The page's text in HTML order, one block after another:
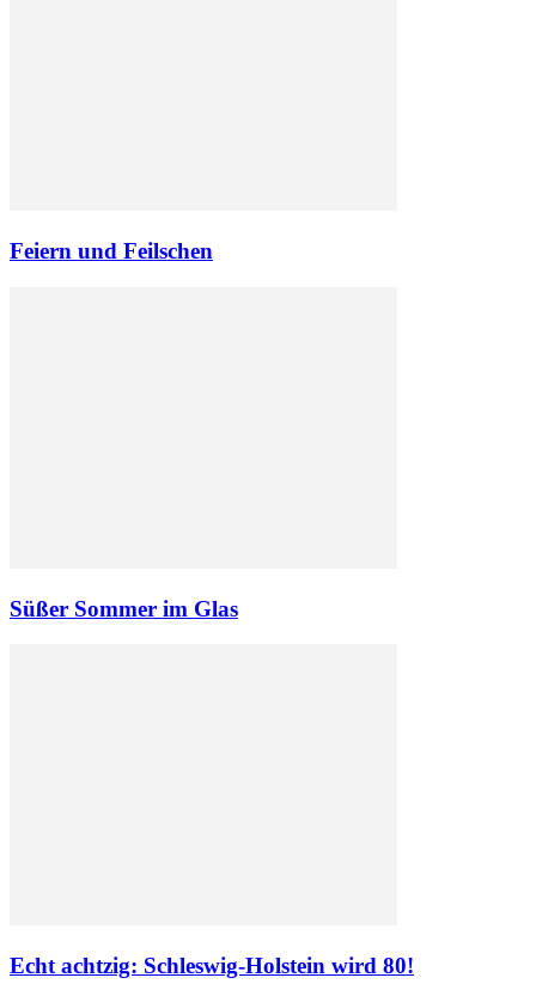
Feiern und Feilschen
Süßer Sommer im Glas
Echt achtzig: Schleswig-Holstein wird 80!